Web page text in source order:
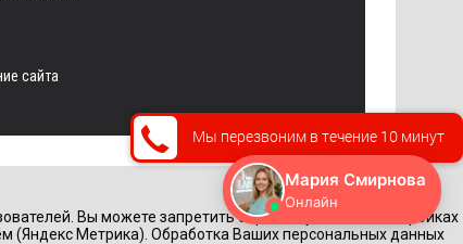
сайта
Вы можете запретить обработку cookie в настройках
(Яндекс Метрика). Обработка Ваших персональных данных
Мы перезвоним в течение 10 минут